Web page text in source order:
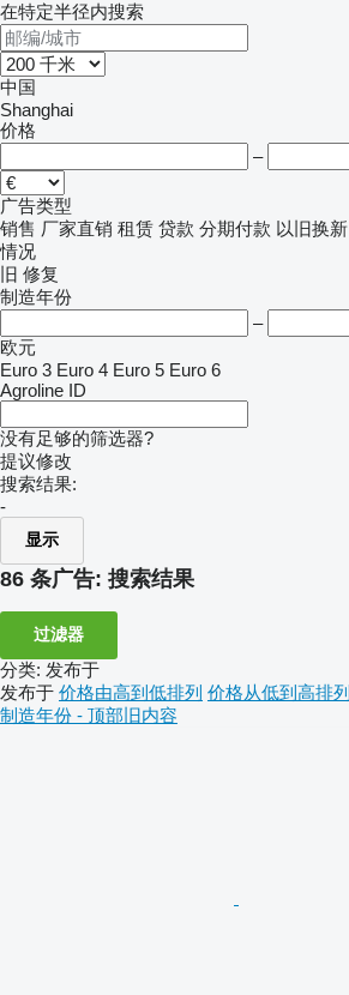
在特定半径内搜索
中国
Shanghai
价格
–
广告类型
销售 厂家直销 租赁 贷款 分期付款 以旧换新
情况
旧 修复
制造年份
–
欧元
Euro 3 Euro 4 Euro 5 Euro 6
Agroline ID
没有足够的筛选器?
提议修改
搜索结果:
-
显示
86 条广告: 搜索结果
过滤器
分类: 发布于
发布于 价格由高到低排列 价格从低到高排列
制造年份 - 顶部旧内容